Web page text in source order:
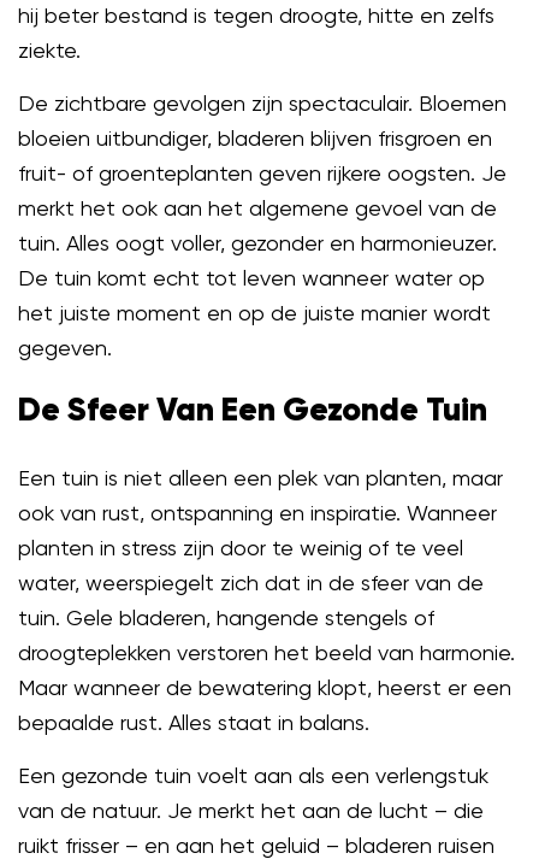
hij beter bestand is tegen droogte, hitte en zelfs
ziekte.
De zichtbare gevolgen zijn spectaculair. Bloemen
bloeien uitbundiger, bladeren blijven frisgroen en
fruit- of groenteplanten geven rijkere oogsten. Je
merkt het ook aan het algemene gevoel van de
tuin. Alles oogt voller, gezonder en harmonieuzer.
De tuin komt echt tot leven wanneer water op
het juiste moment en op de juiste manier wordt
gegeven.
De Sfeer Van Een Gezonde Tuin
Een tuin is niet alleen een plek van planten, maar
ook van rust, ontspanning en inspiratie. Wanneer
planten in stress zijn door te weinig of te veel
water, weerspiegelt zich dat in de sfeer van de
tuin. Gele bladeren, hangende stengels of
droogteplekken verstoren het beeld van harmonie.
Maar wanneer de bewatering klopt, heerst er een
bepaalde rust. Alles staat in balans.
Een gezonde tuin voelt aan als een verlengstuk
van de natuur. Je merkt het aan de lucht – die
ruikt frisser – en aan het geluid – bladeren ruisen